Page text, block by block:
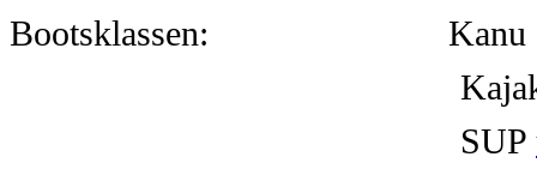
Bootsklassen:
Kanu
SUP